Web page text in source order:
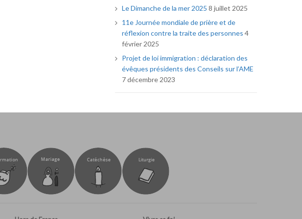
Le Dimanche de la mer 2025 8 juillet 2025
11e Journée mondiale de prière et de
réflexion contre la traite des personnes 4
février 2025
Projet de loi immigration : déclaration des
évêques présidents des Conseils sur l’AME
7 décembre 2023